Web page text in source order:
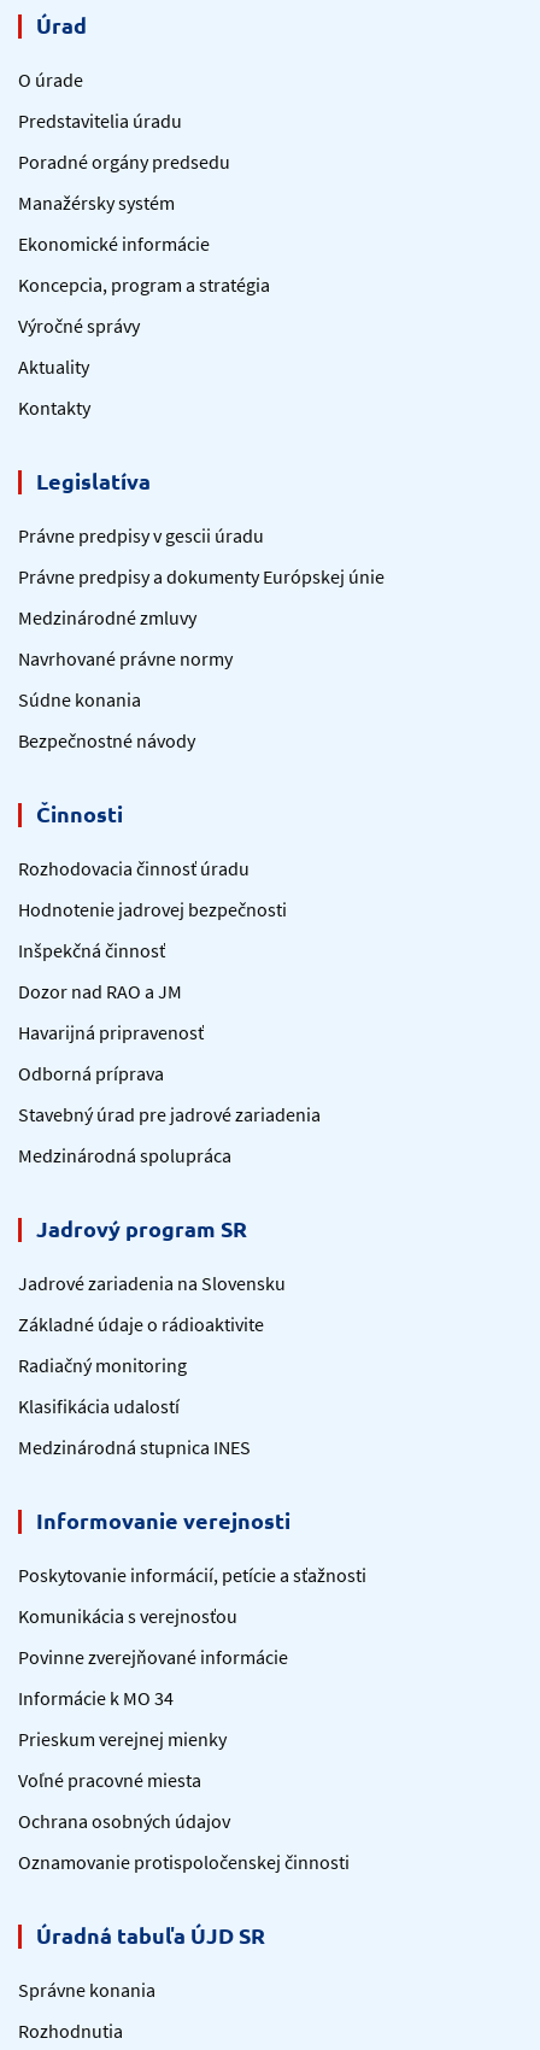
Úrad
O úrade
Predstavitelia úradu
Poradné orgány predsedu
Manažérsky systém
Ekonomické informácie
Koncepcia, program a stratégia
Výročné správy
Aktuality
Kontakty
Legislatíva
Právne predpisy v gescii úradu
Právne predpisy a dokumenty Európskej únie
Medzinárodné zmluvy
Navrhované právne normy
Súdne konania
Bezpečnostné návody
Činnosti
Rozhodovacia činnosť úradu
Hodnotenie jadrovej bezpečnosti
Inšpekčná činnosť
Dozor nad RAO a JM
Havarijná pripravenosť
Odborná príprava
Stavebný úrad pre jadrové zariadenia
Medzinárodná spolupráca
Jadrový program SR
Jadrové zariadenia na Slovensku
Základné údaje o rádioaktivite
Radiačný monitoring
Klasifikácia udalostí
Medzinárodná stupnica INES
Informovanie verejnosti
Poskytovanie informácií, petície a sťažnosti
Komunikácia s verejnosťou
Povinne zverejňované informácie
Informácie k MO 34
Prieskum verejnej mienky
Voľné pracovné miesta
Ochrana osobných údajov
Oznamovanie protispoločenskej činnosti
Úradná tabuľa ÚJD SR
Správne konania
Rozhodnutia